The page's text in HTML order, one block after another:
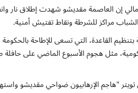
إن العاصمة مقديشو شهدت إطلاق نار
مراكز للشرطة ونقاط تفتيش أمنية.
القاعدة، التي تسعى للإطاحة
مثل هجوم الأسبوع الماضي على حافلة
تويتر "هاجم الإرهابيون ضواحي مقديشو